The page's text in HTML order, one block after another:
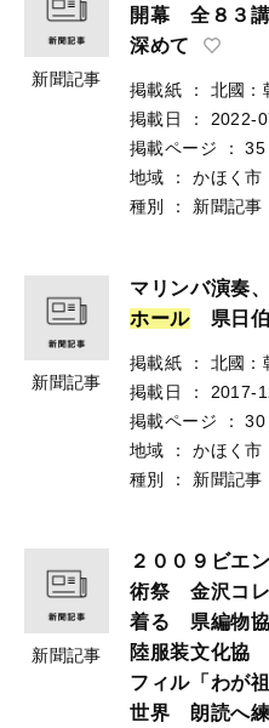
新聞記事
開幕 全８３
深めて
掲載紙 ：
北國：
掲載日
：
2022-
掲載ページ
：
35
地域
：
かほく市
種別
： 新聞記事
新聞記事
マリンバ演奏
ホール県日伯
掲載紙 ：
北國：
掲載日
：
2017-
掲載ページ
：
30
地域
：
かほく市
種別
： 新聞記事
新聞記事
２００９ビエ
術祭 金沢コ
着る 県編物
陸服装文化協
フィル「わが
世界 朗読へ